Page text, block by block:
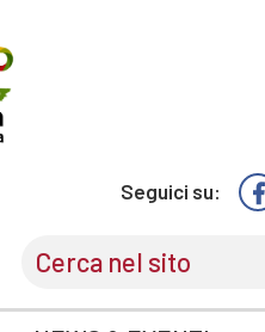
Seguici su:
CERCA